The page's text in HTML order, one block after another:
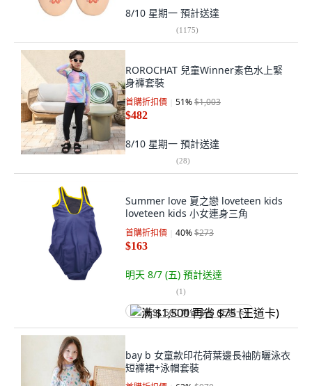
8/10 星期一 預計送達
(1175)
ROROCHAT 兒童Winner素色水上緊
身褲套裝
首購折扣價 51%$1,003
$482
8/10 星期一 預計送達
(28)
Summer love 夏之戀 loveteen kids
loveteen kids 小女連身三角
首購折扣價 40%$273
$163
明天 8/7 (五) 預計送達
(1)
满 $1,500 再省 $75 (王道卡)
bay b 女童款印花荷葉邊長袖防曬泳衣
短褲裙+泳帽套裝